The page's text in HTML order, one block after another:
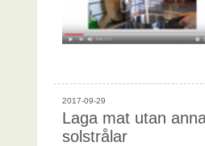
2017-09-29
Laga mat utan
solstrålar